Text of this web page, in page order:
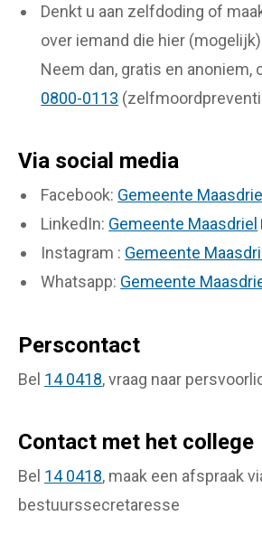
Denkt u aan zelfdoding of
over iemand die hier
Neem dan, gratis en anoniem,
0800-0113
Via social media
Facebook: Gemeente Maasdriel
LinkedIn: Gemeente Maasdriel
Instagram : Gemeente
Whatsapp: Gemeente
Perscontact
Bel 14 0418, vraag naar
Contact met het college
Bel 14 0418, maak een afspraak
bestuurssecretaresse